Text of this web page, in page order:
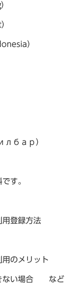
）​
）​
す。
用登録方法
用のメリット
きない場合 など